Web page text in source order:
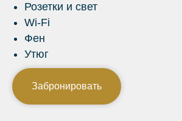
Розетки и свет
Wi-Fi
Фен
Утюг
Забронировать